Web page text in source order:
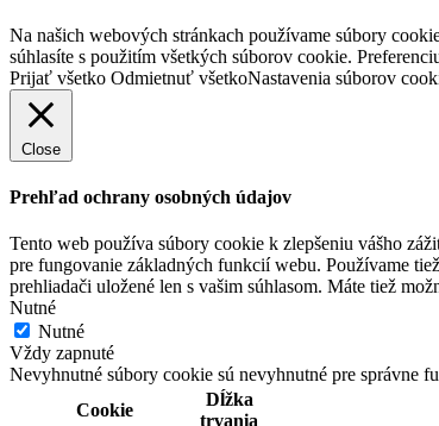
Na našich webových stránkach používame súbory
súhlasíte s použitím všetkých súborov cookie.
Prijať všetko Odmietnuť všetkoNastavenia súborov
Close
Prehľad ochrany osobných údajov
Tento web používa súbory cookie k zlepšeniu vášho
pre fungovanie základných funkcií webu. Používame
prehliadači uložené len s vašim súhlasom. Máte tiež
Nutné
Nutné
Vždy zapnuté
Nevyhnutné súbory cookie sú nevyhnutné pre správne
Cookie
Dĺžka
trvania